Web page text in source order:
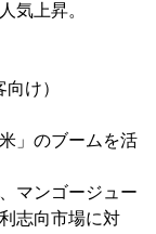
気上昇。
け）
」のブームを活
マンゴージュー
志向市場に対